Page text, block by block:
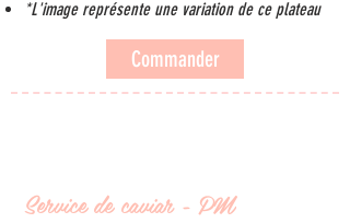
*L'image représente une variation de ce plateau
Commander
Service de caviar - PM